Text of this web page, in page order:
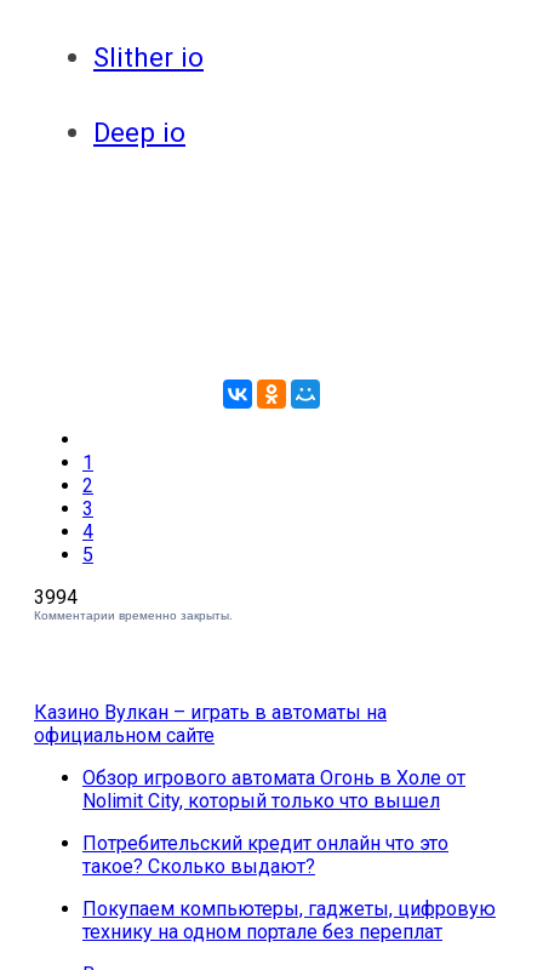
Slither io
Deep io
1
2
3
4
5
3994
Комментарии временно закрыты.
Казино Вулкан – играть в автоматы на
официальном сайте
Обзор игрового автомата Огонь в Холе от
Nolimit City, который только что вышел
Потребительский кредит онлайн что это
такое? Сколько выдают?
Покупаем компьютеры, гаджеты, цифровую
технику на одном портале без переплат